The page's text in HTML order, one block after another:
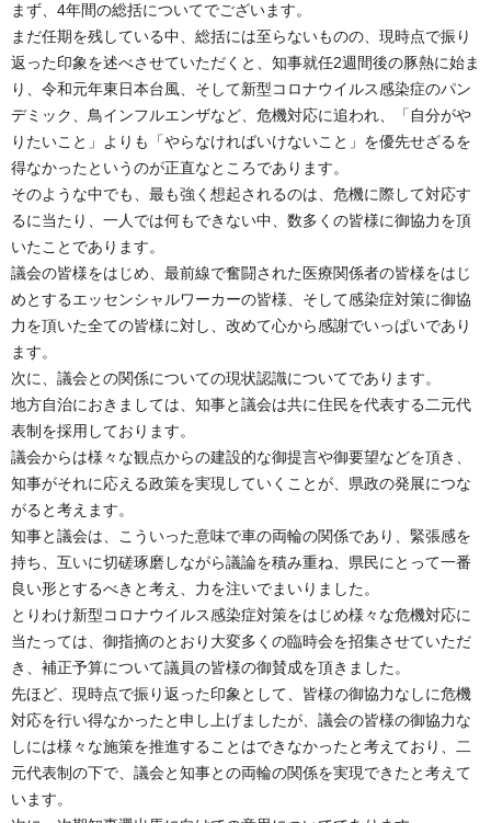
まず、4年間の総括についてでございます。
まだ任期を残している中、総括には至らないものの、現時点で振り
返った印象を述べさせていただくと、知事就任2週間後の豚熱に始ま
り、令和元年東日本台風、そして新型コロナウイルス感染症のパン
デミック、鳥インフルエンザなど、危機対応に追われ、「自分がや
りたいこと」よりも「やらなければいけないこと」を優先せざるを
得なかったというのが正直なところであります。
そのような中でも、最も強く想起されるのは、危機に際して対応す
るに当たり、一人では何もできない中、数多くの皆様に御協力を頂
いたことであります。
議会の皆様をはじめ、最前線で奮闘された医療関係者の皆様をはじ
めとするエッセンシャルワーカーの皆様、そして感染症対策に御協
力を頂いた全ての皆様に対し、改めて心から感謝でいっぱいであり
ます。
次に、議会との関係についての現状認識についてであります。
地方自治におきましては、知事と議会は共に住民を代表する二元代
表制を採用しております。
議会からは様々な観点からの建設的な御提言や御要望などを頂き、
知事がそれに応える政策を実現していくことが、県政の発展につな
がると考えます。
知事と議会は、こういった意味で車の両輪の関係であり、緊張感を
持ち、互いに切磋琢磨しながら議論を積み重ね、県民にとって一番
良い形とするべきと考え、力を注いでまいりました。
とりわけ新型コロナウイルス感染症対策をはじめ様々な危機対応に
当たっては、御指摘のとおり大変多くの臨時会を招集させていただ
き、補正予算について議員の皆様の御賛成を頂きました。
先ほど、現時点で振り返った印象として、皆様の御協力なしに危機
対応を行い得なかったと申し上げましたが、議会の皆様の御協力な
しには様々な施策を推進することはできなかったと考えており、二
元代表制の下で、議会と知事との両輪の関係を実現できたと考えて
います。